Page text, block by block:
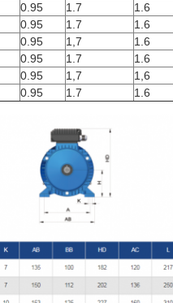
0.95 1.7 1.6
0.95 1.7 1.6
0.95 1,7 1.6
0.95 1.7 1.6
0.95 1,7 1,6
0.95 1.7 1.6